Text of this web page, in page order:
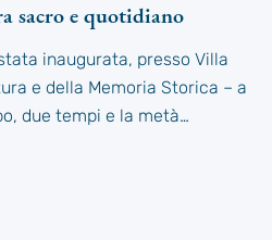
sacro e quotidiano
inaugurata, presso Villa
e della Memoria Storica – a
due tempi e la metà…